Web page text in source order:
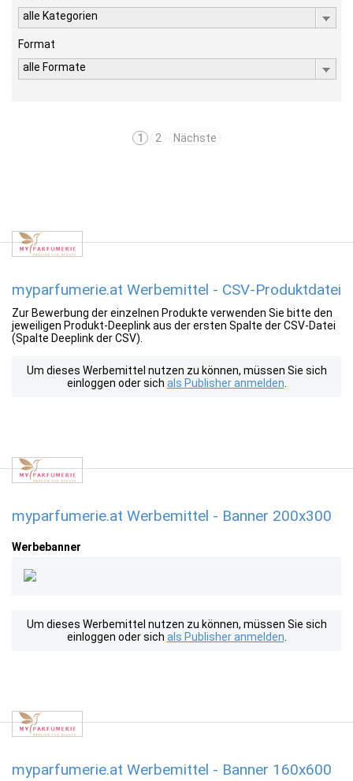
alle Kategorien
Format
alle Formate
1 2 Nächste
myparfumerie.at Werbemittel - CSV-Produktdatei
Zur Bewerbung der einzelnen Produkte verwenden Sie bitte den
jeweiligen Produkt-Deeplink aus der ersten Spalte der CSV-Datei
(Spalte Deeplink der CSV).
Um dieses Werbemittel nutzen zu können, müssen Sie sich
einloggen oder sich als Publisher anmelden
myparfumerie.at Werbemittel - Banner 200x300
Werbebanner
Um dieses Werbemittel nutzen zu können, müssen Sie sich
einloggen oder sich als Publisher anmelden
myparfumerie.at Werbemittel - Banner 160x600